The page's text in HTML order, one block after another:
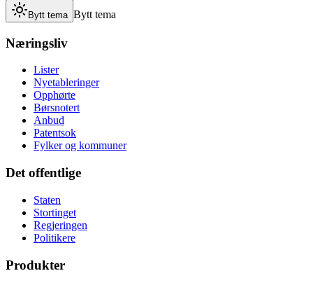
Bytt tema Bytt tema
Næringsliv
Lister
Nyetableringer
Opphørte
Børsnotert
Anbud
Patentsok
Fylker og kommuner
Det offentlige
Staten
Stortinget
Regjeringen
Politikere
Produkter